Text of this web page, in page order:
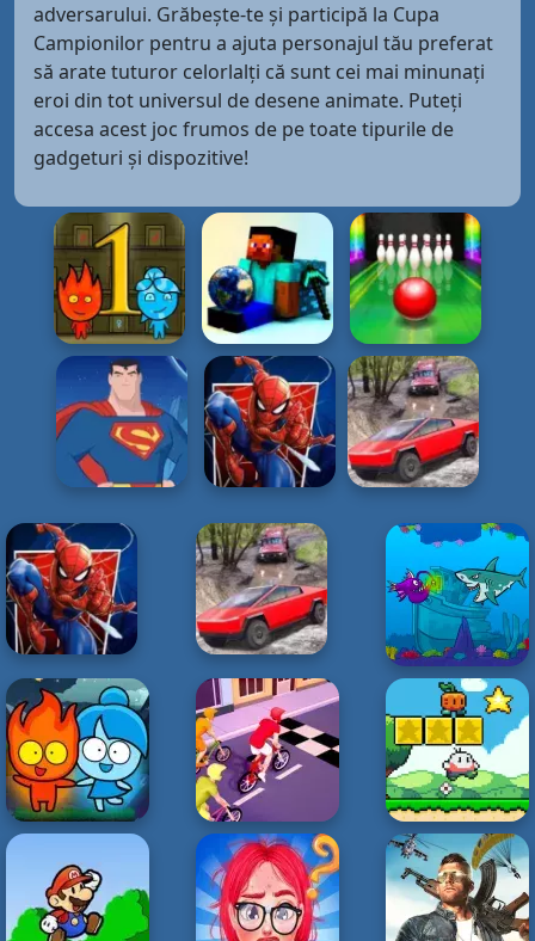
adversarului. Grăbește-te și participă la Cupa
Campionilor pentru a ajuta personajul tău preferat
să arate tuturor celorlalți că sunt cei mai minunați
eroi din tot universul de desene animate. Puteți
accesa acest joc frumos de pe toate tipurile de
gadgeturi și dispozitive!